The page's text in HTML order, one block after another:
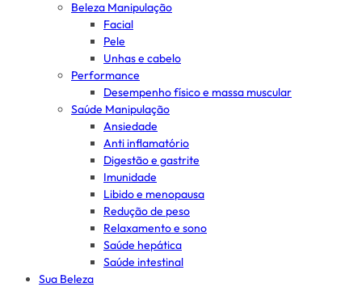
Beleza Manipulação
Facial
Pele
Unhas e cabelo
Performance
Desempenho físico e massa muscular
Saúde Manipulação
Ansiedade
Anti inflamatório
Digestão e gastrite
Imunidade
Libido e menopausa
Redução de peso
Relaxamento e sono
Saúde hepática
Saúde intestinal
Sua Beleza